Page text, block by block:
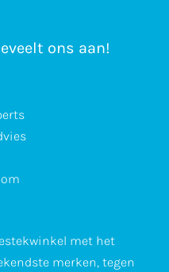
ons aan!
met het
merken, tegen